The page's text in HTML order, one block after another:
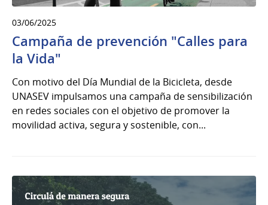
03/06/2025
Campaña de prevención "Calles para
la Vida"
Con motivo del Día Mundial de la Bicicleta, desde
UNASEV impulsamos una campaña de sensibilización
en redes sociales con el objetivo de promover la
movilidad activa, segura y sostenible, con...